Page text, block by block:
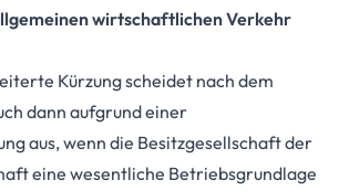
wirtschaftlichen Verkehr
Kürzung scheidet nach dem
dann aufgrund einer
aus, wenn die Besitzgesellschaft der
eine wesentliche Betriebsgrundlage